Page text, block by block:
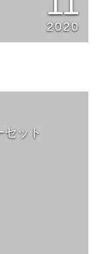
2020
ット